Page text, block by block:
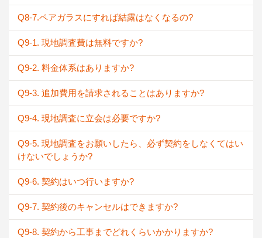
Q8-7.ペアガラスにすれば結露はなくなるの?
Q9-1. 現地調査費は無料ですか?
Q9-2. 料金体系はありますか?
Q9-3. 追加費用を請求されることはありますか?
Q9-4. 現地調査に立会は必要ですか?
Q9-5. 現地調査をお願いしたら、必ず契約をしなくてはい
けないでしょうか?
Q9-6. 契約はいつ行いますか?
Q9-7. 契約後のキャンセルはできますか?
Q9-8. 契約から工事までどれくらいかかりますか?